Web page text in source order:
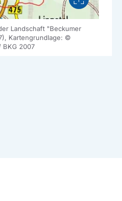
Vergrößern
Landschaft "Beckumer
Kartengrundlage: ©
BKG 2007